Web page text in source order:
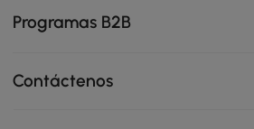
manchas y los arañazos hace que
Programas B2B
Contáctenos